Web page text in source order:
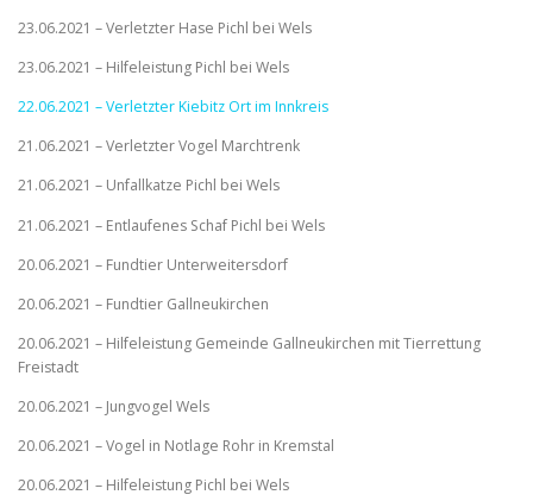
23.06.2021 – Verletzter Hase Pichl bei Wels
23.06.2021 – Hilfeleistung Pichl bei Wels
22.06.2021 – Verletzter Kiebitz Ort im Innkreis
21.06.2021 – Verletzter Vogel Marchtrenk
21.06.2021 – Unfallkatze Pichl bei Wels
21.06.2021 – Entlaufenes Schaf Pichl bei Wels
20.06.2021 – Fundtier Unterweitersdorf
20.06.2021 – Fundtier Gallneukirchen
20.06.2021 – Hilfeleistung Gemeinde Gallneukirchen mit Tierrettung
Freistadt
20.06.2021 – Jungvogel Wels
20.06.2021 – Vogel in Notlage Rohr in Kremstal
20.06.2021 – Hilfeleistung Pichl bei Wels